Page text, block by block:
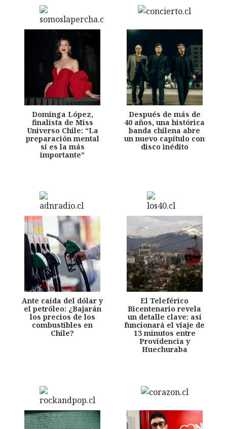
Dominga López,
finalista de Miss
Universo Chile: “La
preparación mental
sí es la más
importante”
Después de más de
40 años, una histórica
banda chilena abre
un nuevo capítulo con
disco inédito
Ante caída del dólar y
el petróleo: ¿Bajarán
los precios de los
combustibles en
Chile?
El Teleférico
Bicentenario revela
un detalle clave: así
funcionará el viaje de
13 minutos entre
Providencia y
Huechuraba